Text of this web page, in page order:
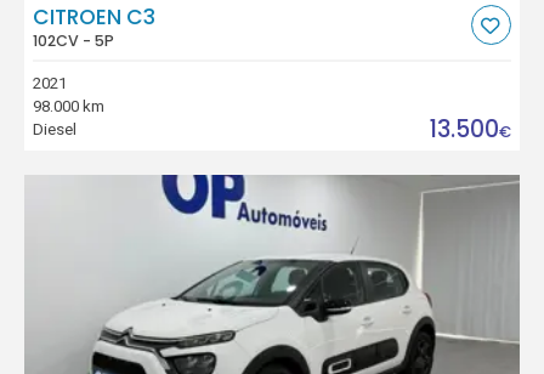
CITROEN C3
102CV - 5P
2021
98.000 km
Diesel
13.500€